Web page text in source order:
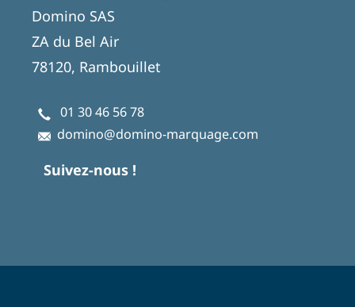
Domino SAS
ZA du Bel Air
78120, Rambouillet
01 30 46 56 78
domino@domino-marquage.com
Suivez-nous !